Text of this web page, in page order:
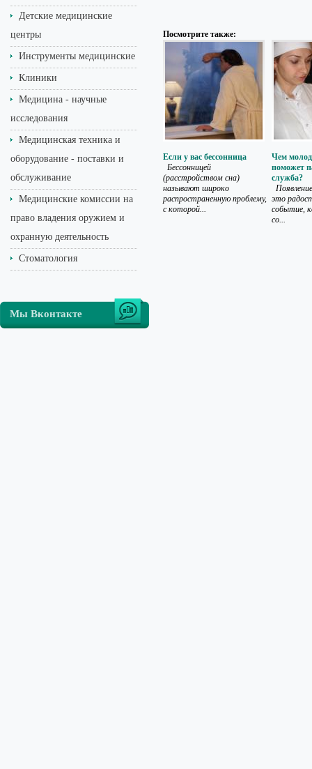
Детские медицинские
центры
Инструменты медицинские
Клиники
Медицина - научные
исследования
Медицинская техника и
оборудование - поставки и
обслуживание
Медицинские комиссии на
право владения оружием и
охранную деятельность
Стоматология
Мы Вконтакте
Посмотрите также:
Если у вас бессонница
Бессонницей
(расстройством сна)
называют широко
распространенную проблему,
с которой...
Чем
поможет
служба?
это
событие,
со...